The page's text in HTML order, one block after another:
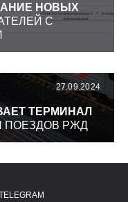
НОВЫХ
С
27.09.2024
ТЕРМИНАЛ
ПОЕЗДОВ РЖД
В СОЦИАЛЬНЫХ